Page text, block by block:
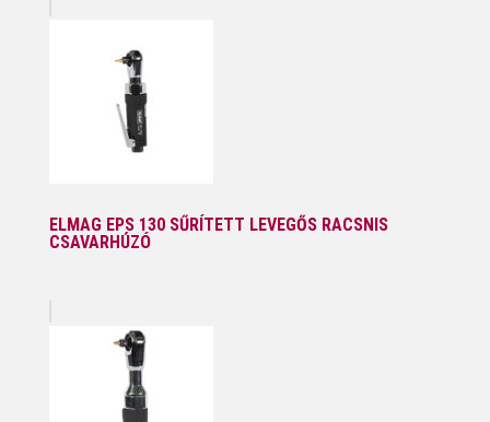
ELMAG EPS 130 SŰRÍTETT LEVEGŐS RACSNIS
CSAVARHÚZÓ